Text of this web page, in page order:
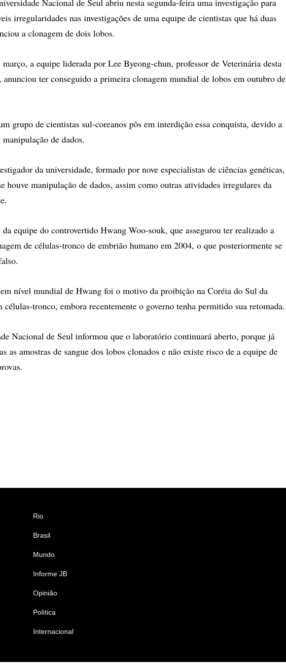
Nacional de Seul abriu nesta segunda-feira uma investigação para
irregularidades nas investigações de uma equipe de cientistas que há duas
a clonagem de dois lobos.
a equipe liderada por Lee Byeong-chun, professor de Veterinária desta
anunciou ter conseguido a primeira clonagem mundial de lobos em outubro de
grupo de cientistas sul-coreanos pôs em interdição essa conquista, devido a
de dados.
da universidade, formado por nove especialistas de ciências genéticas,
houve manipulação de dados, assim como outras atividades irregulares da
da equipe do controvertido Hwang Woo-souk, que assegurou ter realizado a
de células-tronco de embrião humano em 2004, o que posteriormente se
nível mundial de Hwang foi o motivo da proibição na Coréia do Sul da
células-tronco, embora recentemente o governo tenha permitido sua retomada.
Nacional de Seul informou que o laboratório continuará aberto, porque já
as amostras de sangue dos lobos clonados e não existe risco de a equipe de
Rio
Brasil
Mundo
Informe JB
Opinião
Política
Internacional